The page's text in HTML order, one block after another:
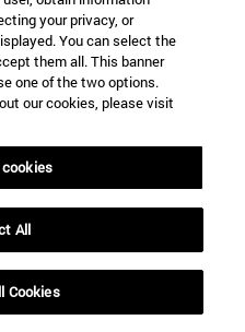
, (accedido el 5 de
Biden Administration:
Ties,” en Tanvi
Administration:
Ties”,.German Marshal
blog/2021/02/11/india-
and-rebalancing-
de 2021).
Grére, y Nilanthi
your privacy, or
You can select the
them all. This banner
one of the two options.
our cookies, please visit
cookies
All
Cookies